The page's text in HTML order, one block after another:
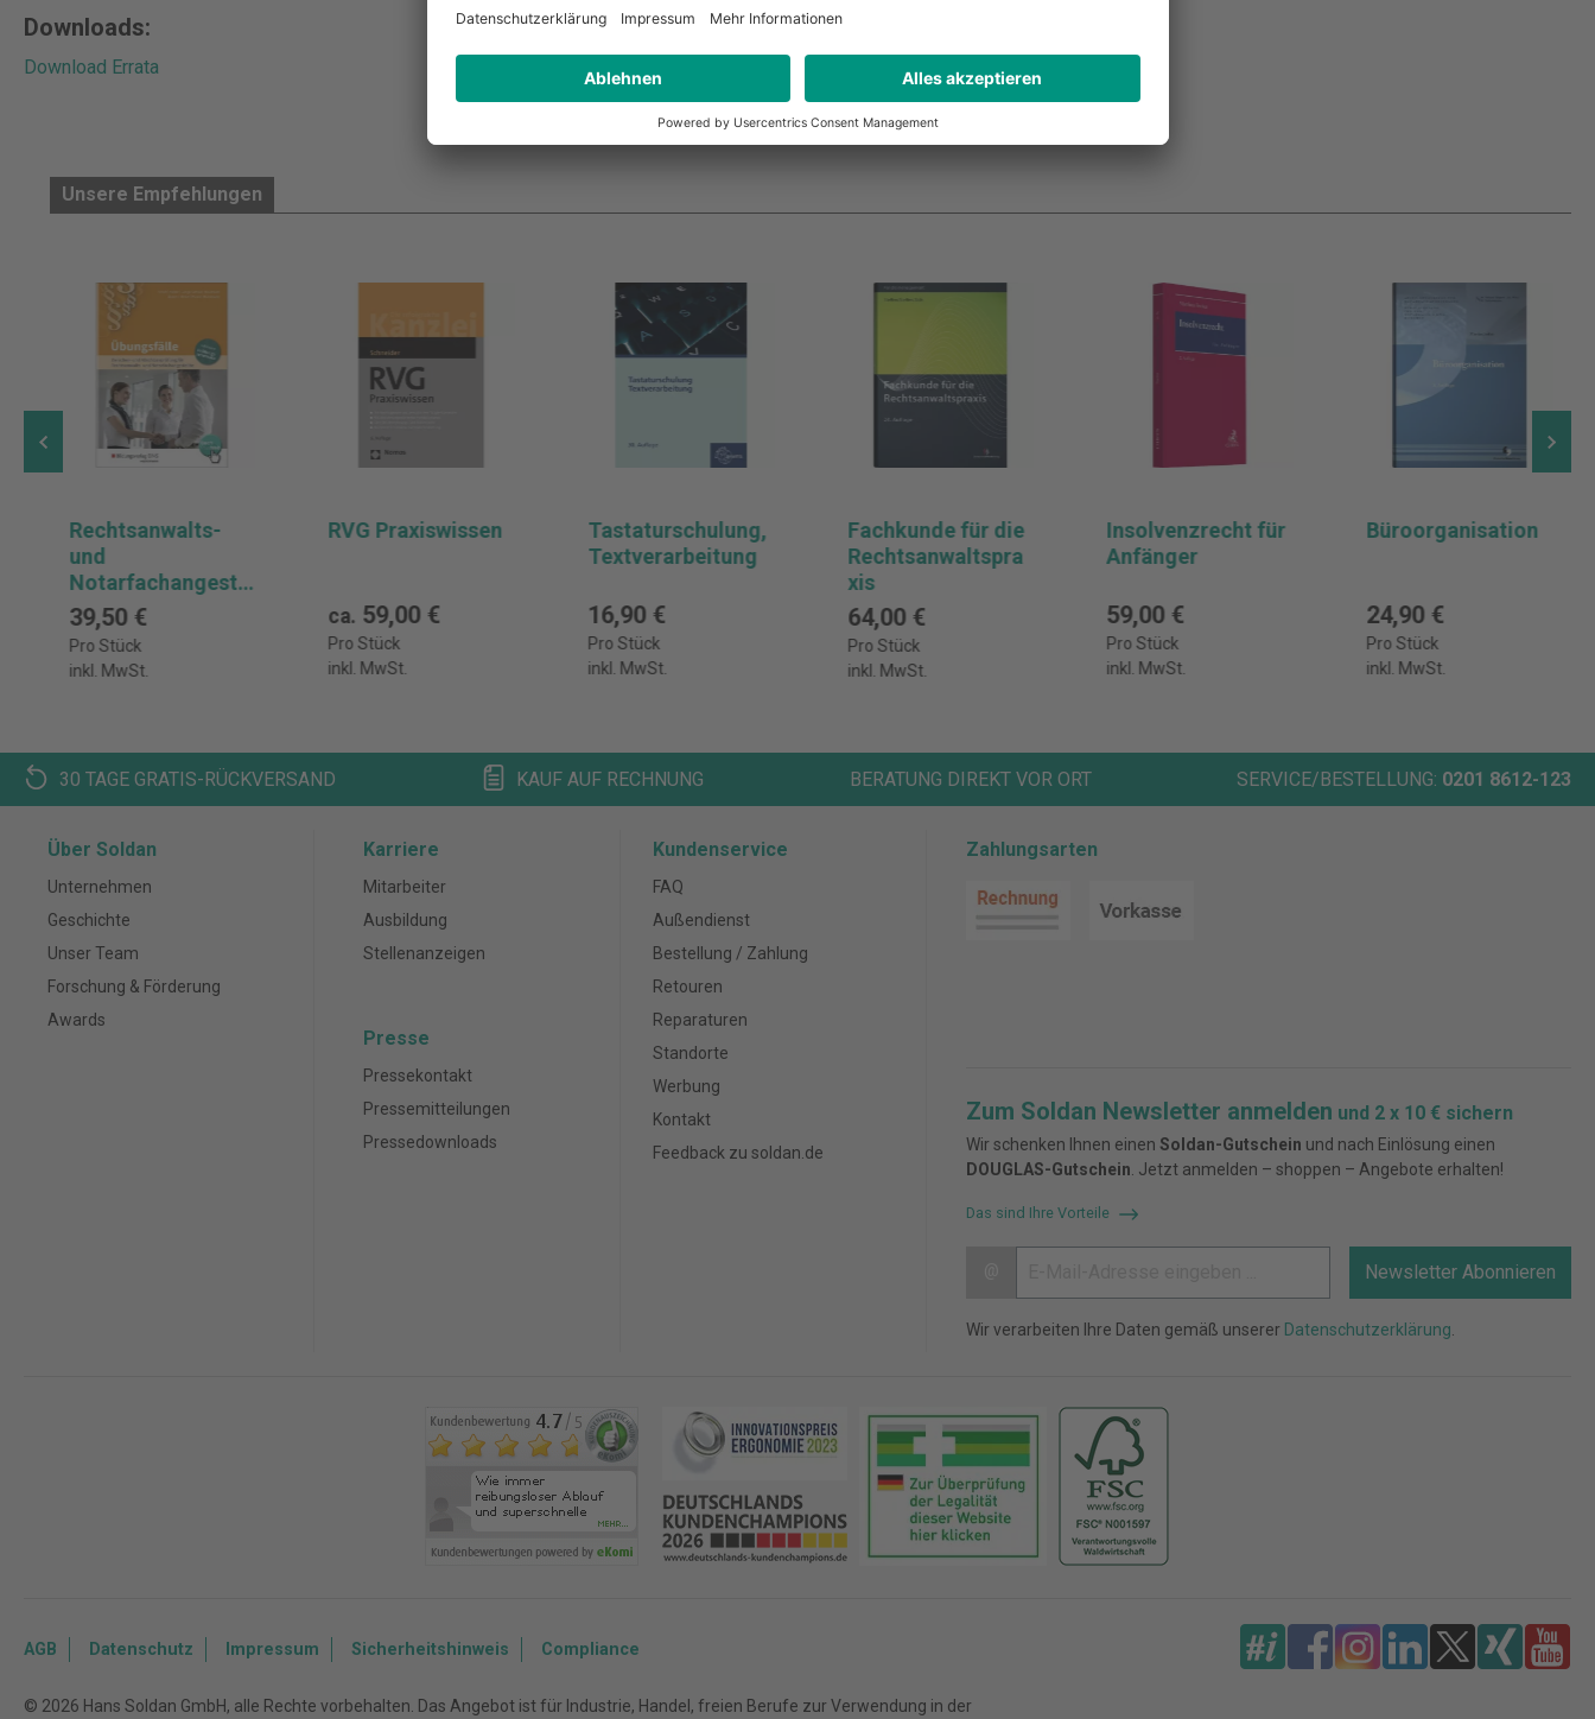
Downloads:
Download Errata
Unsere Empfehlungen
Rechtsanwalts-
und
Notarfachangeste
llte, Übungsfälle
39,50 €
Pro Stück
inkl. MwSt.
RVG Praxiswissen
ca. 59,00 €
Pro Stück
inkl. MwSt.
Tastaturschulung,
Textverarbeitung
16,90 €
Pro Stück
inkl. MwSt.
Fachkunde für die
Rechtsanwaltspra
xis
64,00 €
Pro Stück
inkl. MwSt.
Insolvenzrecht für
Anfänger
59,00 €
Pro Stück
inkl. MwSt.
Büroorganisation
24,90 €
Pro Stück
inkl. MwSt.
30 TAGE GRATIS-RÜCKVERSAND KAUF AUF RECHNUNG BERATUNG DIREKT VOR ORT SERVICE/BESTELLUNG: 0201 8612-123
Über Soldan
Unternehmen
Geschichte
Unser Team
Forschung & Förderung
Awards
Karriere
Mitarbeiter
Ausbildung
Stellenanzeigen
Presse
Pressekontakt
Pressemitteilungen
Pressedownloads
Kundenservice
FAQ
Außendienst
Bestellung / Zahlung
Retouren
Reparaturen
Standorte
Werbung
Kontakt
Feedback zu soldan.de
Zahlungsarten
Zum Soldan Newsletter anmelden und 2 x 10 € sichern
Wir schenken Ihnen einen Soldan-Gutschein und nach Einlösung einen
DOUGLAS-Gutschein . Jetzt anmelden – shoppen – Angebote erhalten!
Das sind Ihre Vorteile
Newsletter Abonnieren
Wir verarbeiten Ihre Daten gemäß unserer Datenschutzerklärung
AGB Datenschutz Impressum Sicherheitshinweis Compliance
© 2026 Hans Soldan GmbH, alle Rechte vorbehalten. Das Angebot ist für Industrie, Handel, freien Berufe zur Verwendung in der